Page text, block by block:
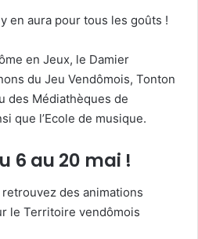
en aura pour tous les goûts !
en Jeux, le Damier
du Jeu Vendômois, Tonton
des Médiathèques de
que l’Ecole de musique.
6 au 20 mai !
retrouvez des animations
le Territoire vendômois